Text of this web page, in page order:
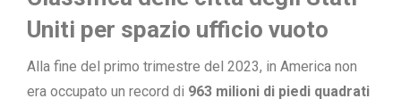
Uniti per spazio ufficio vuoto
Alla fine del primo trimestre del 2023, in America non
era occupato un record di 963 milioni di piedi quadrati